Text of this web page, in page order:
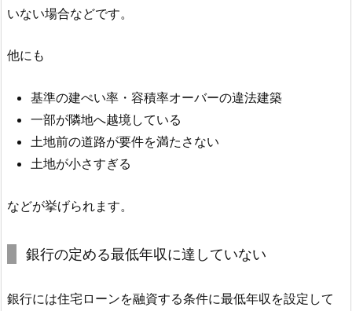
いない場合などです。
他にも
基準の建ぺい率・容積率オーバーの違法建築
一部が隣地へ越境している
土地前の道路が要件を満たさない
土地が小さすぎる
などが挙げられます。
銀行の定める最低年収に達していない
銀行には住宅ローンを融資する条件に最低年収を設定して